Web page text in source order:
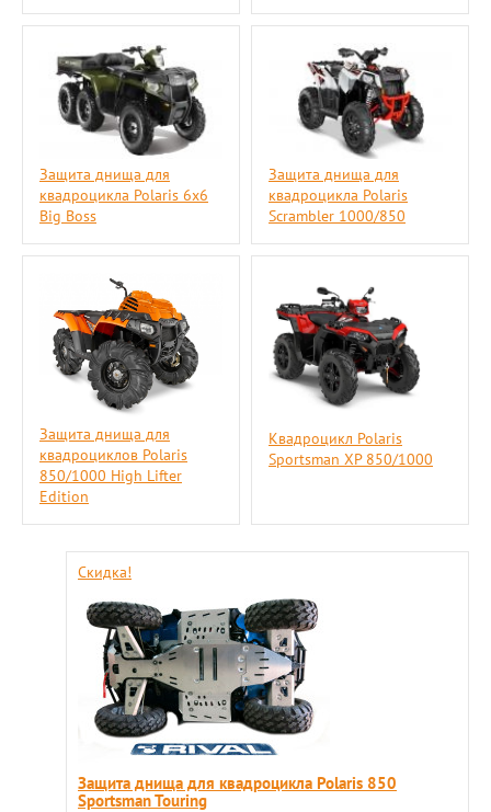
Защита днища для
квадроцикла Polaris 6х6
Big Boss
Защита днища для
квадроцикла Polaris
Scrambler 1000/850
Защита днища для
квадроциклов Polaris
850/1000 High Lifter
Edition
Квадроцикл Polaris
Sportsman XP 850/1000
Скидка!
Защита днища для квадроцикла Polaris 850
Sportsman Touring